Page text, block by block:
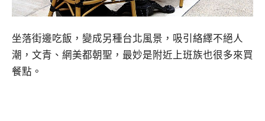
坐落街邊吃飯，變成另種台北風景，吸引絡繹不絕人
潮，文青、網美都朝聖，最妙是附近上班族也很多來買
餐點。